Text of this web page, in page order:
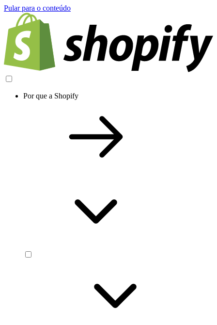
Pular para o conteúdo
Por que a Shopify